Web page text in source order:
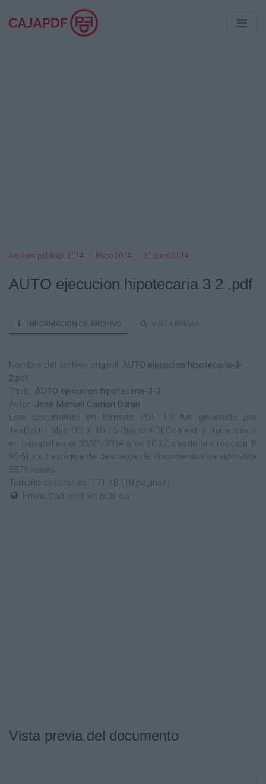
Archivos públicos: 2014 Enero 2014 30 Enero 2014
AUTO ejecucion hipotecaria 3 2 .pdf
INFORMACIÓN DE ARCHIVO VISTA PREVIA
Nombre del archivo original: AUTO ejecucion hipotecaria-3-
2.pdf
Título: AUTO ejecucion hipotecaria-3-2
Autor: Jose Manuel Carrion Duran
Este documento en formato PDF 1.3 fue generado por
TextEdit / Mac OS X 10.7.5 Quartz PDFContext, y fue enviado
en caja-pdf.es el 30/01/2014 a las 10:27, desde la dirección IP
95.61.x.x. La página de descarga de documentos ha sido vista
5576 veces.
Tamaño del archivo: 171 KB (10 páginas).
Privacidad: archivo público
Vista previa del documento